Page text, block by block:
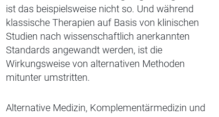
ist das beispielsweise nicht so. Und während
klassische Therapien auf Basis von klinischen
Studien nach wissenschaftlich anerkannten
Standards angewandt werden, ist die
Wirkungsweise von alternativen Methoden
mitunter umstritten.
Alternative Medizin, Komplementärmedizin und